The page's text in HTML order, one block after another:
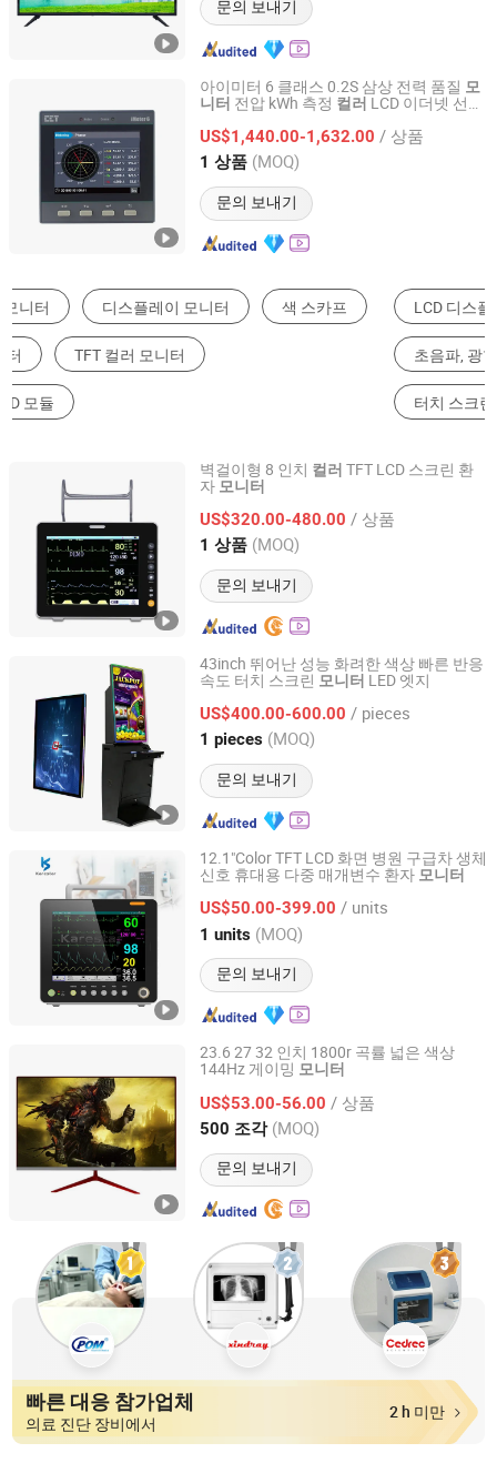
문의 보내기
아이미터 6 클래스 0.2S 삼상 전력 품질 모
니터 전압 kWh 측정 컬러 LCD 이더넷 선택
US$1,440.00-1,632.00 / 상품
1 상품 (MOQ)
문의 보내기
CET Electric Technology Inc.
Guangdong, China 이후 2021
LCD 디스플레이 의료 진단 장비 LCD 모듈
초음파, 광학, 전자 장비
터치 스크린
벽걸이형 8 인치 컬러 TFT LCD 스크린 환
자 모니터
US$320.00-480.00 / 상품
1 상품 (MOQ)
문의 보내기
Nanjing Longcare Medical Equipment Co., Ltd.
Jiangsu, China 이후 2024
43inch 뛰어난 성능 화려한 색상 빠른 반응
속도 터치 스크린 모니터 LED 엣지
US$400.00-600.00 / pieces
1 pieces (MOQ)
문의 보내기
Dongguan Cjtouch Electronic Co., Ltd
Guangdong, China 이후 2018
12.1"Color TFT LCD 화면 병원 구급차 생체
신호 휴대용 다중 매개변수 환자 모니터
US$50.00-399.00 / units
1 units (MOQ)
문의 보내기
Karestar Technology (Xuzhou) Co., Ltd.
Jiangsu, China 이후 2024
23.6 27 32 인치 1800r 곡률 넓은 색상
144Hz 게이밍 모니터
US$53.00-56.00 / 상품
500 조각 (MOQ)
문의 보내기
Jiangxi Langshi Electronic Technology Co., Ltd
Guangdong, China 이후 2020
빠른 대응 참가업체
의료 진단 장비에서
2 h 미만